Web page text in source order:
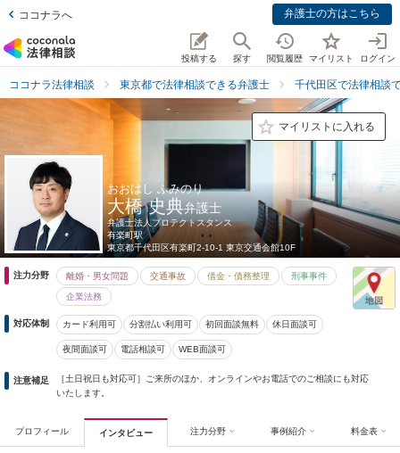
ココナラへ 弁護士の方はこちら
投稿する 探す 閲覧履歴 マイリスト ログイン
ココナラ法律相談 東京都で法律相談できる弁護士 千代田区で法律相談
マイリストに入れる
おおはし ふみのり
大橋 史典弁護士
弁護士法人プロテクトスタンス
有楽町駅
東京都千代田区有楽町2-10-1 東京交通会館10F
注力分野 離婚・男女問題 交通事故 借金・債務整理 刑事事件
企業法務
対応体制 カード利用可 分割払い利用可 初回面談無料 休日面談可
夜間面談可 電話相談可 WEB面談可
注意補足
［土日祝日も対応可］ご来所のほか、オンラインやお電話でのご相談にも対応
いたします。
プロフィール インタビュー 注力分野 事例紹介 料金表